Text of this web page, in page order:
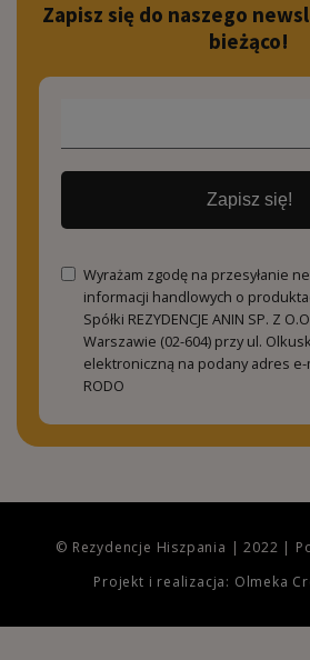
Zapisz się do naszego
bieżąco!
Zapisz się!
Wyrażam zgodę na przesyłanie
informacji handlowych o
Spółki REZYDENCJE ANIN SP. Z
Warszawie (02-604) przy ul.
elektroniczną na podany adres e-
RODO
© Rezydencje Hiszpania | 2022 |
Projekt i realizacja: Olmeka